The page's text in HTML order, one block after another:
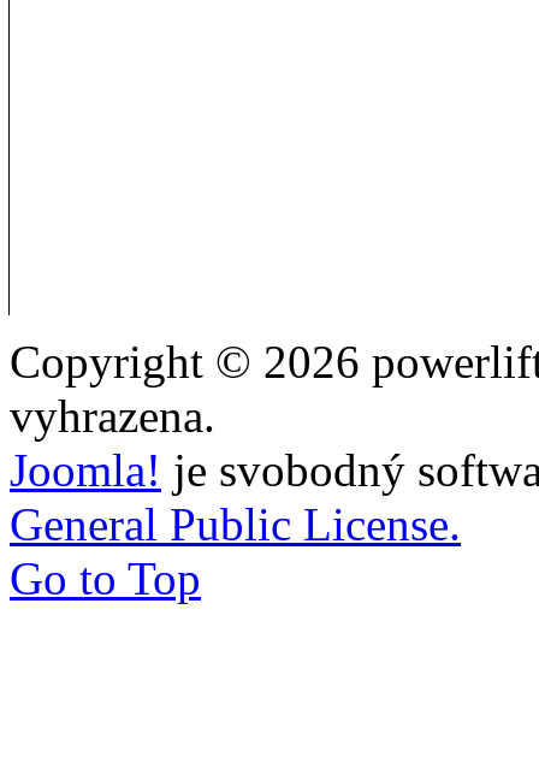
Copyright © 2026
vyhrazena.
Joomla! je svobodný
General Public License.
Go to Top